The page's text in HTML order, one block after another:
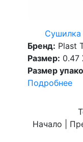
Бренд: Plast
Размер: 0.47
Размер
Подробнее
Начало |